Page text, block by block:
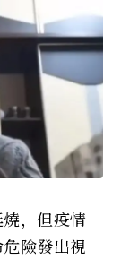
，但疫情
險發出視